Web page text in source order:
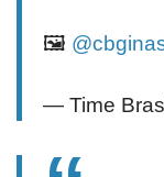
🖼️
— Time